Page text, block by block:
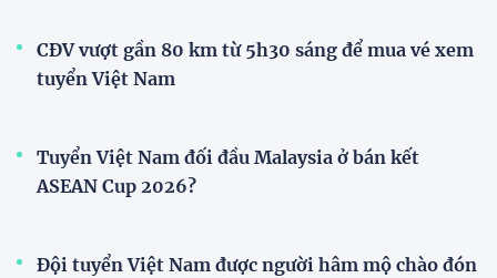
CĐV vượt gần 80 km từ 5h30 sáng để mua vé xem
tuyển Việt Nam
Tuyển Việt Nam đối đầu Malaysia ở bán kết
ASEAN Cup 2026?
Đội tuyển Việt Nam được người hâm mộ chào đón